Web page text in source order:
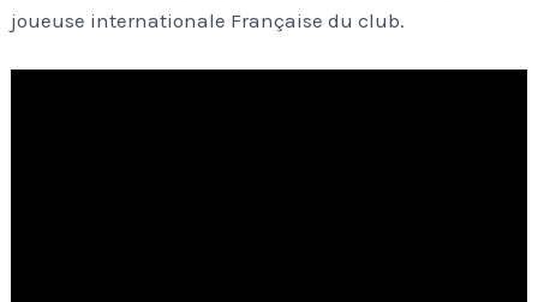
joueuse internationale Française du club.